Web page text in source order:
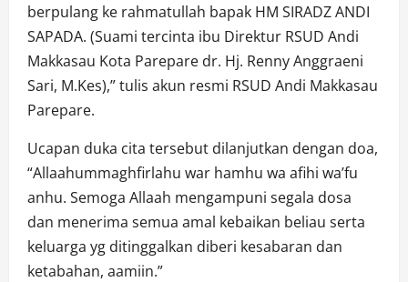
berpulang ke rahmatullah bapak HM SIRADZ ANDI
SAPADA. (Suami tercinta ibu Direktur RSUD Andi
Makkasau Kota Parepare dr. Hj. Renny Anggraeni
Sari, M.Kes),” tulis akun resmi RSUD Andi Makkasau
Parepare.
Ucapan duka cita tersebut dilanjutkan dengan doa,
“Allaahummaghfirlahu war hamhu wa afihi wa’fu
anhu. Semoga Allaah mengampuni segala dosa
dan menerima semua amal kebaikan beliau serta
keluarga yg ditinggalkan diberi kesabaran dan
ketabahan, aamiin.”